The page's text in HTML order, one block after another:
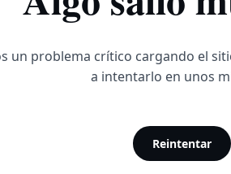
un problema crítico cargando el
a intentarlo en unos
Reintentar